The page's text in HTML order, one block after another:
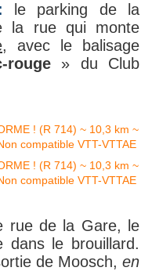
le parking de la
la rue qui monte
, avec le balisage
rouge» du Club
rue de la Gare, le
dans le brouillard.
de Moosch, en